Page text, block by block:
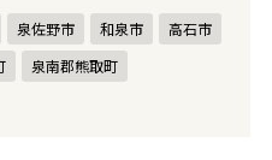
泉佐野市 和泉市
高石市
泉南郡熊取町